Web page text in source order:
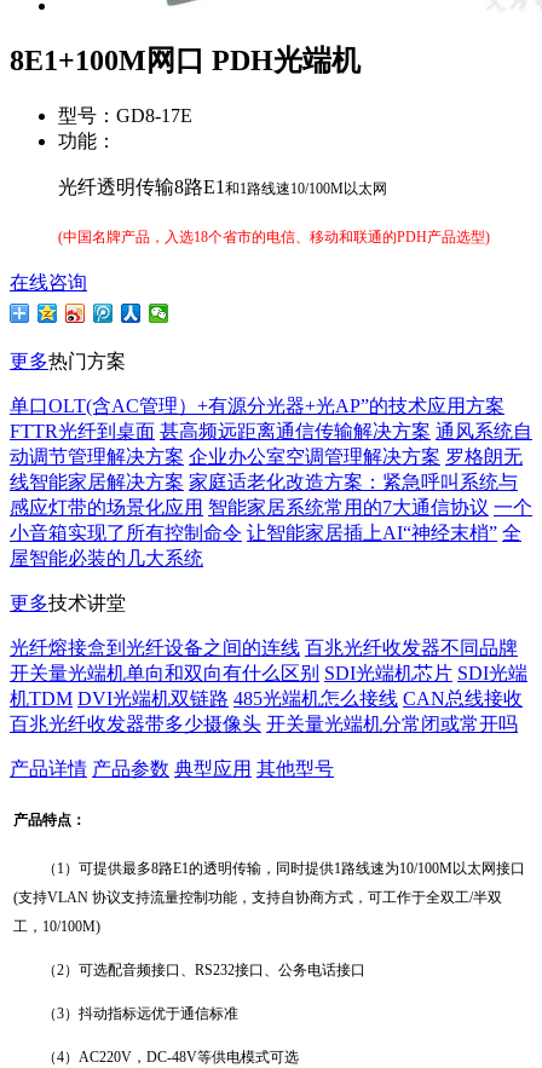
8E1+100M网口 PDH光端机
型号： GD8-17E
功能：
光纤透明传输8路E1 和1路线速10/100M以太网
(中国名牌产品，入选18个省市的电信、移动和联通的PDH产品选型)
在线咨询
更多热门方案
单口OLT(含AC管理）+有源分光器+光AP”的技术应用方案
FTTR光纤到桌面 甚高频远距离通信传输解决方案 通风系统自
动调节管理解决方案 企业办公室空调管理解决方案 罗格朗无
线智能家居解决方案 家庭适老化改造方案：紧急呼叫系统与
感应灯带的场景化应用 智能家居系统常用的7大通信协议 一个
小音箱实现了所有控制命令 让智能家居插上AI“神经末梢” 全
屋智能必装的几大系统
更多技术讲堂
光纤熔接盒到光纤设备之间的连线 百兆光纤收发器不同品牌
开关量光端机单向和双向有什么区别 SDI光端机芯片 SDI光端
机TDM DVI光端机双链路 485光端机怎么接线 CAN总线接收
百兆光纤收发器带多少摄像头 开关量光端机分常闭或常开吗
产品详情 产品参数 典型应用 其他型号
产品特点：
（1）可提供最多8路E1的透明传输，同时提供1路线速为10/100M以太网接口
(支持VLAN 协议支持流量控制功能，支持自协商方式，可工作于全双工/半双
工，10/100M)
（2） 可选配音频接口、RS232接口、公务电话接口
（3）抖动指标远优于通信标准
（4）AC220V，DC-48V等供电模式可选